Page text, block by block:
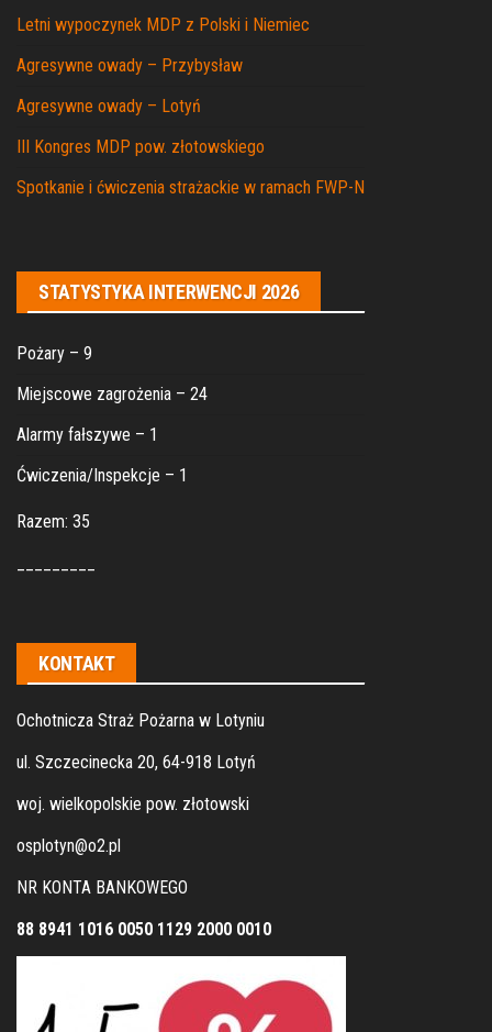
Letni wypoczynek MDP z Polski i Niemiec
Agresywne owady – Przybysław
Agresywne owady – Lotyń
III Kongres MDP pow. złotowskiego
Spotkanie i ćwiczenia strażackie w ramach FWP-N
STATYSTYKA INTERWENCJI 2026
Pożary – 9
Miejscowe zagrożenia – 24
Alarmy fałszywe – 1
Ćwiczenia/Inspekcje – 1
Razem: 35
KONTAKT
Ochotnicza Straż Pożarna w Lotyniu
ul. Szczecinecka 20, 64-918 Lotyń
woj. wielkopolskie pow. złotowski
osplotyn@o2.pl
NR KONTA BANKOWEGO
88 8941 1016 0050 1129 2000 0010